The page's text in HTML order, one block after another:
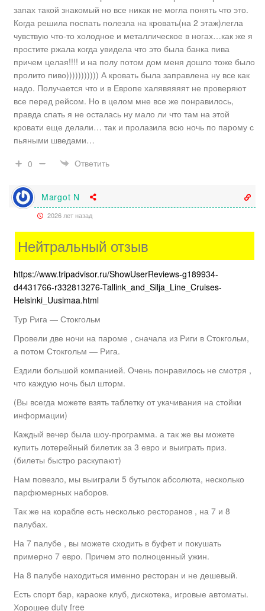
запах такой знакомый но все никак не могла понять что это.
Когда решила поспать полезла на кровать(на 2 этаж)легла
чувствую что-то холодное и металлическое в ногах…как же я
простите ржала когда увидела что это была банка пива
причем целая!!!! и на полу потом дом меня дошло тоже было
пролито пиво))))))))))) А кровать была заправлена ну все как
надо. Получается что и в Европе халявяяяят не проверяют
все перед рейсом. Но в целом мне все же понравилось,
правда спать я не осталась ну мало ли что там на этой
кровати еще делали… так и пролазила всю ночь по парому с
пьяными шведами…
0
Ответить
Margot N
2026 лет назад
Нейтральный отзыв
https://www.tripadvisor.ru/ShowUserReviews-g189934-
d4431766-r332813276-Tallink_and_Silja_Line_Cruises-
Helsinki_Uusimaa.html
Тур Рига — Стокгольм
Провели две ночи на пароме , сначала из Риги в Стокгольм,
а потом Стокгольм — Рига.
Ездили большой компанией. Очень понравилось не смотря ,
что каждую ночь был шторм.
(Вы всегда можете взять таблетку от укачивания на стойки
информации)
Каждый вечер была шоу-программа. а так же вы можете
купить лотерейный билетик за 3 евро и выиграть приз.
(билеты быстро раскупают)
Нам повезло, мы выиграли 5 бутылок абсолюта, несколько
парфюмерных наборов.
Так же на корабле есть несколько ресторанов , на 7 и 8
палубах.
На 7 палубе , вы можете сходить в буфет и покушать
примерно 7 евро. Причем это полноценный ужин.
На 8 палубе находиться именно ресторан и не дешевый.
Есть спорт бар, караоке клуб, дискотека, игровые автоматы.
Хорошее duty free